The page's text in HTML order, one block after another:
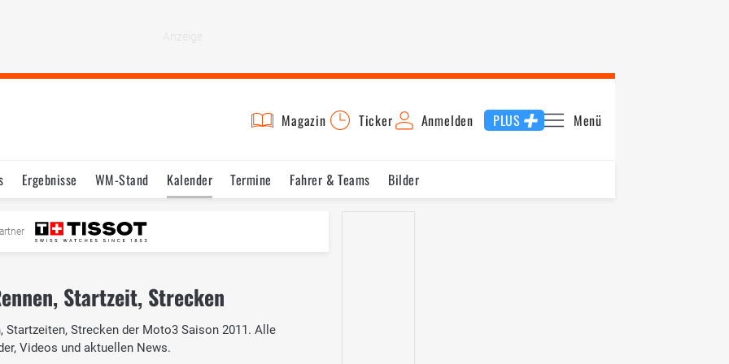
Magazin Ticker Anmelden PLUS Menü
Ergebnisse WM-Stand Kalender Termine Fahrer & Teams Bilder
Startzeit, Strecken
Startzeiten, Strecken der Moto3 Saison 2011. Alle
Videos und aktuellen News.